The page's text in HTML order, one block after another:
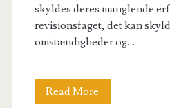
skyldes deres manglende
revisionsfaget, det kan
omstændigheder og…
Read More